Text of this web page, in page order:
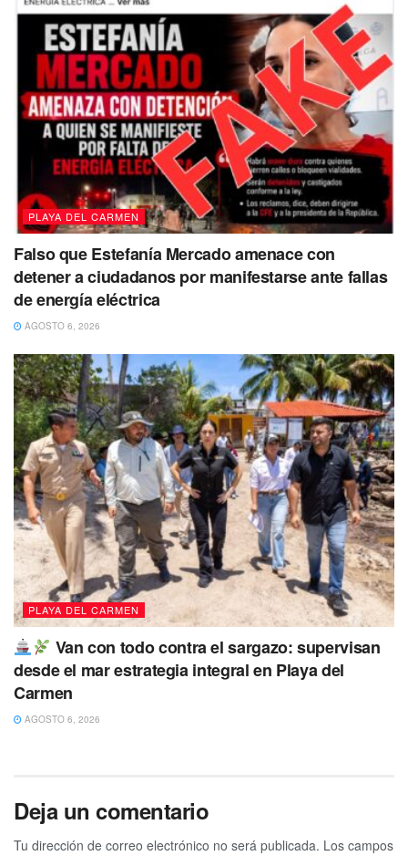
PLAYA DEL CARMEN
Falso que Estefanía Mercado amenace con
detener a ciudadanos por manifestarse ante fallas
de energía eléctrica
AGOSTO 6, 2026
PLAYA DEL CARMEN
Van con todo contra el sargazo: supervisan
desde el mar estrategia integral en Playa del
Carmen
AGOSTO 6, 2026
Deja un comentario
Tu dirección de correo electrónico no será publicada. Los campos